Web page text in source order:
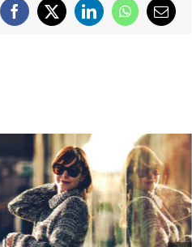
Facebook
X LinkedInWhatsApp
Email